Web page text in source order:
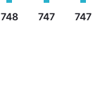
748 747 747